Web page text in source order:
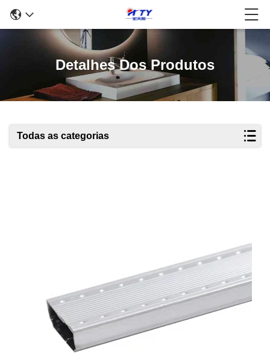
Detalhes Dos Produtos
Todas as categorias